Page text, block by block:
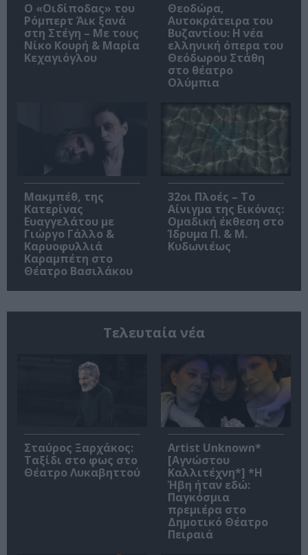
O «Οιδίποδας» του
Ρόμπερτ Άικ ξανά
στη Στέγη – Με τους
Νίκο Κουρή & Μαρία
Κεχαγιόγλου
Θεοδώρα,
Αυτοκράτειρα του
Βυζαντίου: Η νέα
ελληνική όπερα του
Θεόδωρου Στάθη
στο θέατρο
Ολύμπια
Μακμπέθ, της
Κατερίνας
Ευαγγελάτου με
Γιώργο Γάλλο &
Καρυοφυλλιά
Καραμπέτη στο
Θέατρο Βασιλάκου
32οι Πλοές – Το
Αίνιγμα της Εικόνας:
Ομαδική έκθεση στο
Ίδρυμα Π. & Μ.
Κυδωνιέως
Τελευταία νέα
Σταύρος Ξαρχάκος:
Ταξίδι στο φως στο
Θέατρο Λυκαβηττού
Artist Unknown*
[Αγνώστου
Καλλιτέχνη*] *Η
Ήβη ήταν εδώ:
Παγκόσμια
πρεμιέρα στο
Δημοτικό Θέατρο
Πειραιά